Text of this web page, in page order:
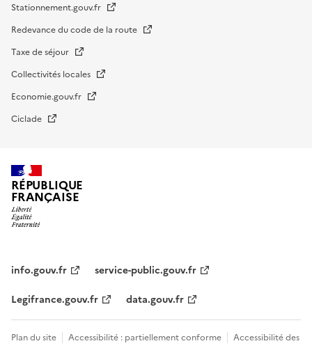
Stationnement.gouv.fr
Redevance du code de la route
Taxe de séjour
Collectivités locales
Economie.gouv.fr
Ciclade
RÉPUBLIQUE
FRANÇAISE
institutionnel
info.gouv.fr
service-public.gouv.fr
Legifrance.gouv.fr
data.gouv.fr
Menu
Plan du site Accessibilité : partiellement conforme Accessibilité des